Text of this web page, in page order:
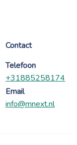
Contact
Telefoon
+31885258174
Email
info@mnext.nl